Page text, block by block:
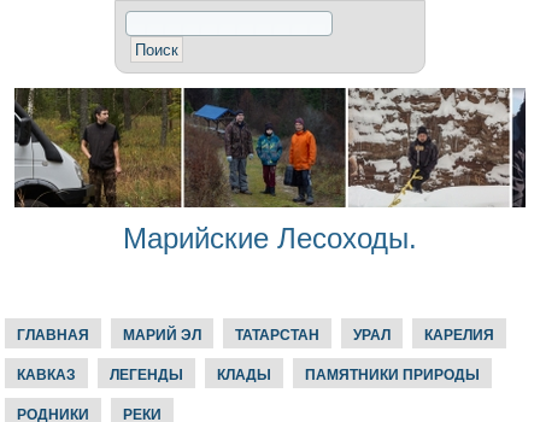
Марийские Лесоходы.
ГЛАВНАЯ МАРИЙ ЭЛ ТАТАРСТАН УРАЛ КАРЕЛИЯ
КАВКАЗ ЛЕГЕНДЫ КЛАДЫ ПАМЯТНИКИ ПРИРОДЫ
РОДНИКИ РЕКИ